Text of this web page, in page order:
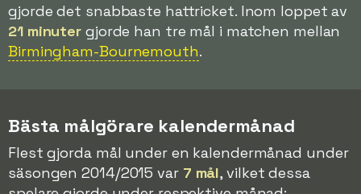
gjorde det snabbaste hattricket. Inom loppet av
21 minuter gjorde han tre mål i matchen mellan
Birmingham-Bournemouth.
Bästa målgörare kalendermånad
Flest gjorda mål under en kalendermånad under
säsongen 2014/2015 var 7 mål, vilket dessa